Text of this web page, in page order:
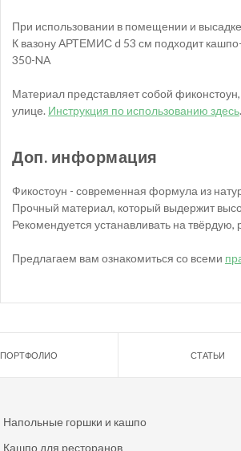
При использовании в помещении и
К вазону АРТЕМИС d 53 см подходит
350-NA
Материал представляет собой
улице. Инструкция по использованию здесь.
Доп. информация
Фикостоун - современная формула из
Прочный материал, который выдержит
Рекомендуется устанавливать на
Предлагаем вам ознакомиться со всеми
ПОРТФОЛИО СТАТЬИ
Напольные горшки и кашпо
Кашпо для ресторанов